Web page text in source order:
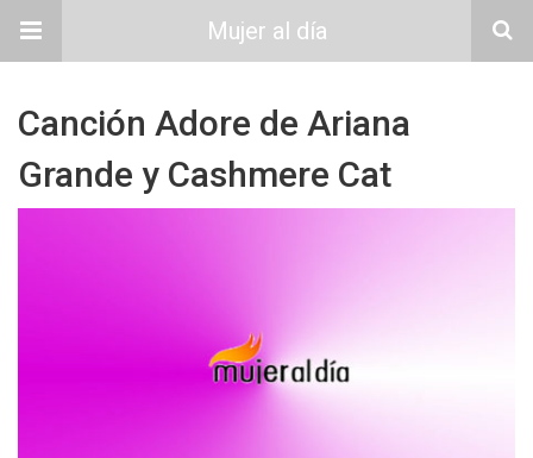
Mujer al día
Canción Adore de Ariana
Grande y Cashmere Cat